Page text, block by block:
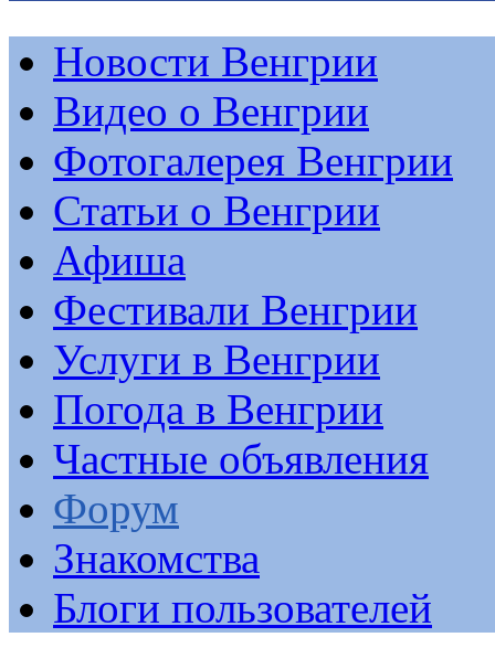
Новости Венгрии
Видео о Венгрии
Фотогалерея Венгрии
Статьи о Венгрии
Афиша
Фестивали Венгрии
Услуги в Венгрии
Погода в Венгрии
Частные объявления
Форум
Знакомства
Блоги пользователей